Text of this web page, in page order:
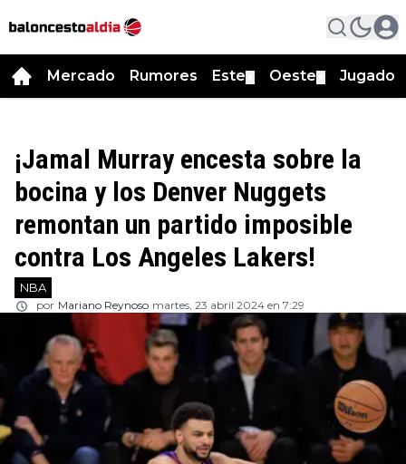
Mercado Rumores Este Oeste
¡Jamal Murray encesta sobre la
bocina y los Denver Nuggets
remontan un partido imposible
contra Los Angeles Lakers!
NBA
por Mariano Reynoso martes, 23 abril 2024 en 7:29